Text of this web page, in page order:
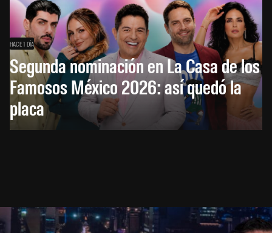
HACE 1 DÍA
Segunda nominación en La Casa de los
Famosos México 2026: así quedó la
placa